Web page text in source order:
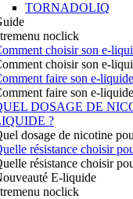
TORNADOLIQ
noclick
choisir son e-
choisir son e-
faire son e-
faire son e-
DOSAGE DE
?
dosage de nicotine
résistance choisir
résistance choisir
E-liquide
noclick